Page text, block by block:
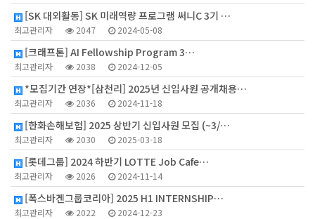
[SK 대외활동] SK 미래역량 프로그램 써니C 3기 …
최고관리자 2047 2024-05-08
[크래프톤] AI Fellowship Program 3…
최고관리자 2038 2024-12-05
*모집기간 연장*[삼천리] 2025년 신입사원 공개채용…
최고관리자 2036 2024-11-18
[한화손해보험] 2025 상반기 신입사원 모집 (~3/…
최고관리자 2030 2025-03-18
[롯데그룹] 2024 하반기 LOTTE Job Cafe…
최고관리자 2026 2024-11-14
[폭스바겐그룹코리아] 2025 H1 INTERNSHIP…
최고관리자 2022 2024-12-23